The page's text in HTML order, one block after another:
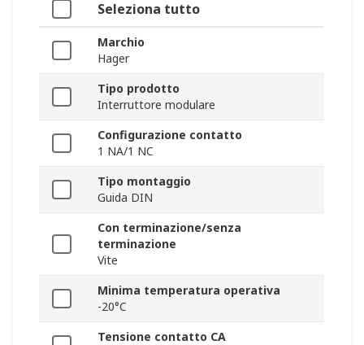
Seleziona tutto
Marchio
Hager
Tipo prodotto
Interruttore modulare
Configurazione contatto
1 NA/1 NC
Tipo montaggio
Guida DIN
Con terminazione/senza
terminazione
Vite
Minima temperatura operativa
-20°C
Tensione contatto CA